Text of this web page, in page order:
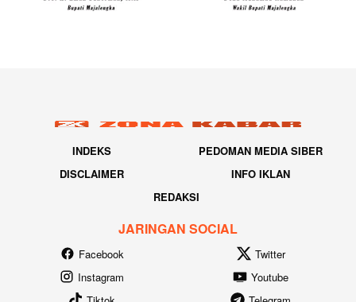
INDEKS
PEDOMAN MEDIA SIBER
DISCLAIMER
INFO IKLAN
REDAKSI
JARINGAN SOCIAL
Facebook
Twitter
Instagram
Youtube